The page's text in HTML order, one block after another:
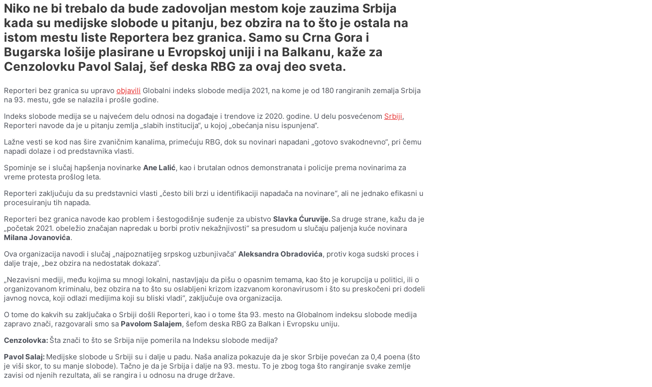
Niko ne bi trebalo da bude zadovoljan mestom koje zauzima Srbija
kada su medijske slobode u pitanju, bez obzira na to što je ostala na
istom mestu liste Reportera bez granica. Samo su Crna Gora i
Bugarska lošije plasirane u Evropskoj uniji i na Balkanu, kaže za
Cenzolovku Pavol Salaj, šef deska RBG za ovaj deo sveta.
Reporteri bez granica su upravo objavili Globalni indeks slobode medija 2021, na kome je od 180 rangiranih zemalja Srbija
na 93. mestu, gde se nalazila i prošle godine.
Indeks slobode medija se u najvećem delu odnosi na događaje i trendove iz 2020. godine. U delu posvećenom Srbiji,
Reporteri navode da je u pitanju zemlja „slabih institucija“, u kojoj „obećanja nisu ispunjena“.
Lažne vesti se kod nas šire zvaničnim kanalima, primećuju RBG, dok su novinari napadani „gotovo svakodnevno“, pri čemu
napadi dolaze i od predstavnika vlasti.
Spominje se i slučaj hapšenja novinarke Ane Lalić, kao i brutalan odnos demonstranata i policije prema novinarima za
vreme protesta prošlog leta.
Reporteri zaključuju da su predstavnici vlasti „često bili brzi u identifikaciji napadača na novinare“, ali ne jednako efikasni u
procesuiranju tih napada.
Reporteri bez granica navode kao problem i šestogodišnje suđenje za ubistvo Slavka Ćuruvije.Sa druge strane, kažu da je
„početak 2021. obeležio značajan napredak u borbi protiv nekažnjivosti“ sa presudom u slučaju paljenja kuće novinara
Milana Jovanovića.
Ova organizacija navodi i slučaj „najpoznatijeg srpskog uzbunjivača“ Aleksandra Obradovića, protiv koga sudski proces i
dalje traje, „bez obzira na nedostatak dokaza“.
„Nezavisni mediji, među kojima su mnogi lokalni, nastavljaju da pišu o opasnim temama, kao što je korupcija u politici, ili o
organizovanom kriminalu, bez obzira na to što su oslabljeni krizom izazvanom koronavirusom i što su preskočeni pri dodeli
javnog novca, koji odlazi medijima koji su bliski vladi“, zaključuje ova organizacija.
O tome do kakvih su zaključaka o Srbiji došli Reporteri, kao i o tome šta 93. mesto na Globalnom indeksu slobode medija
zapravo znači, razgovarali smo sa Pavolom Salajem, šefom deska RBG za Balkan i Evropsku uniju.
Cenzolovka: Šta znači to što se Srbija nije pomerila na Indeksu slobode medija?
Pavol Salaj: Medijske slobode u Srbiji su i dalje u padu. Naša analiza pokazuje da je skor Srbije povećan za 0,4 poena (što
je viši skor, to su manje slobode). Tačno je da je Srbija i dalje na 93. mestu. To je zbog toga što rangiranje svake zemlje
zavisi od njenih rezultata, ali se rangira i u odnosu na druge države.